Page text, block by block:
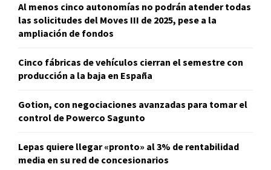
Al menos cinco autonomías no podrán atender todas
las solicitudes del Moves III de 2025, pese a la
ampliación de fondos
Cinco fábricas de vehículos cierran el semestre con
producción a la baja en España
Gotion, con negociaciones avanzadas para tomar el
control de Powerco Sagunto
Lepas quiere llegar «pronto» al 3% de rentabilidad
media en su red de concesionarios